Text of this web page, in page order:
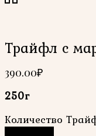
Трайфл с
390.00₽
250г
Количество